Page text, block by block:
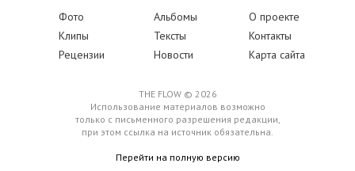
Фото Альбомы
О проекте
Клипы
Тексты
Контакты
Рецензии
Новости Карта сайта
THE FLOW © 2026
Использование материалов возможно
только с письменного разрешения редакции,
при этом ссылка на источник обязательна.
Перейти на полную версию